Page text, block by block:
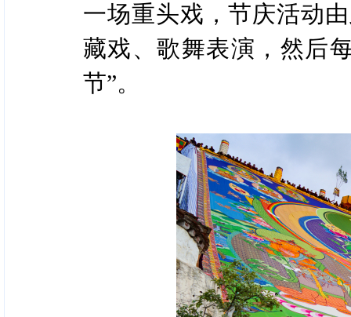
一场重头戏，节庆活动
藏戏、歌舞表演，然后
节”。